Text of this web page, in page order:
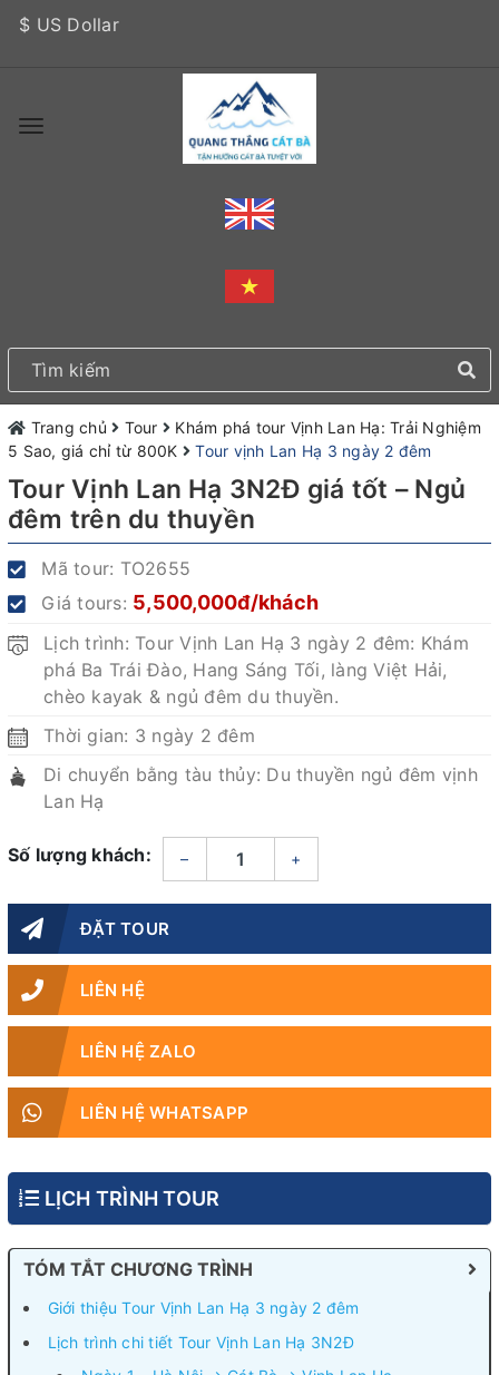
$ US Dollar
Trang chủ Tour
Khám phá tour Vịnh Lan Hạ: Trải Nghiệm
5 Sao, giá chỉ từ 800K
Tour vịnh Lan Hạ 3 ngày 2 đêm
Tour Vịnh Lan Hạ 3N2Đ giá tốt – Ngủ
đêm trên du thuyền
Mã tour: TO2655
Giá tours: 5,500,000đ/khách
Lịch trình: Tour Vịnh Lan Hạ 3 ngày 2 đêm: Khám
phá Ba Trái Đào, Hang Sáng Tối, làng Việt Hải,
chèo kayak & ngủ đêm du thuyền.
Thời gian: 3 ngày 2 đêm
Di chuyển bằng tàu thủy: Du thuyền ngủ đêm vịnh
Lan Hạ
Số lượng khách: – +
ĐẶT TOUR
LIÊN HỆ
LIÊN HỆ ZALO
LIÊN HỆ WHATSAPP
LỊCH TRÌNH TOUR
TÓM TẮT CHƯƠNG TRÌNH
Giới thiệu Tour Vịnh Lan Hạ 3 ngày 2 đêm
Lịch trình chi tiết Tour Vịnh Lan Hạ 3N2Đ